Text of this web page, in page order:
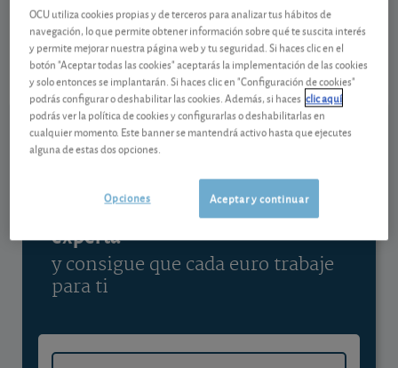
ACS
ES0167050915
07/08/2026 Madrid
109,00 EUR
-0,3 EUR (-0,27 %)
Ver detalladamente
Contenido reservado a SOCIOS
Gestiona tu dinero con visión
experta
y consigue que cada euro trabaje
para ti
OCU utiliza cookies propias y de terceros para analizar tus hábitos de
navegación, lo que permite obtener información sobre qué te suscita interés
y permite mejorar nuestra página web y tu seguridad. Si haces clic en el
botón "Aceptar todas las cookies" aceptarás la implementación de las cookies
y solo entonces se implantarán. Si haces clic en "Configuración de cookies"
podrás configurar o deshabilitar las cookies. Además, si haces clic aquí
podrás ver la política de cookies y configurarlas o deshabilitarlas en
cualquier momento. Este banner se mantendrá activo hasta que ejecutes
alguna de estas dos opciones.
Aceptar y continuar
Opciones